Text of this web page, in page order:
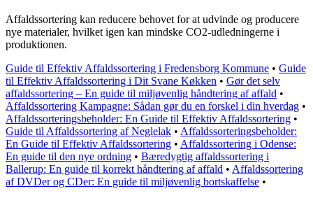
Affaldssortering kan reducere behovet for at udvinde og producere
nye materialer, hvilket igen kan mindske CO2-udledningerne i
produktionen.
Guide til Effektiv Affaldssortering i Fredensborg Kommune • Guide
til Effektiv Affaldssortering i Dit Svane Køkken • Gør det selv
affaldssortering – En guide til miljøvenlig håndtering af affald •
Affaldssortering Kampagne: Sådan gør du en forskel i din hverdag •
Affaldssorteringsbeholder: En Guide til Effektiv Affaldssortering •
Guide til Affaldssortering af Neglelak • Affaldssorteringsbeholder:
En Guide til Effektiv Affaldssortering • Affaldssortering i Odense:
En guide til den nye ordning • Bæredygtig affaldssortering i
Ballerup: En guide til korrekt håndtering af affald • Affaldssortering
af DVDer og CDer: En guide til miljøvenlig bortskaffelse •